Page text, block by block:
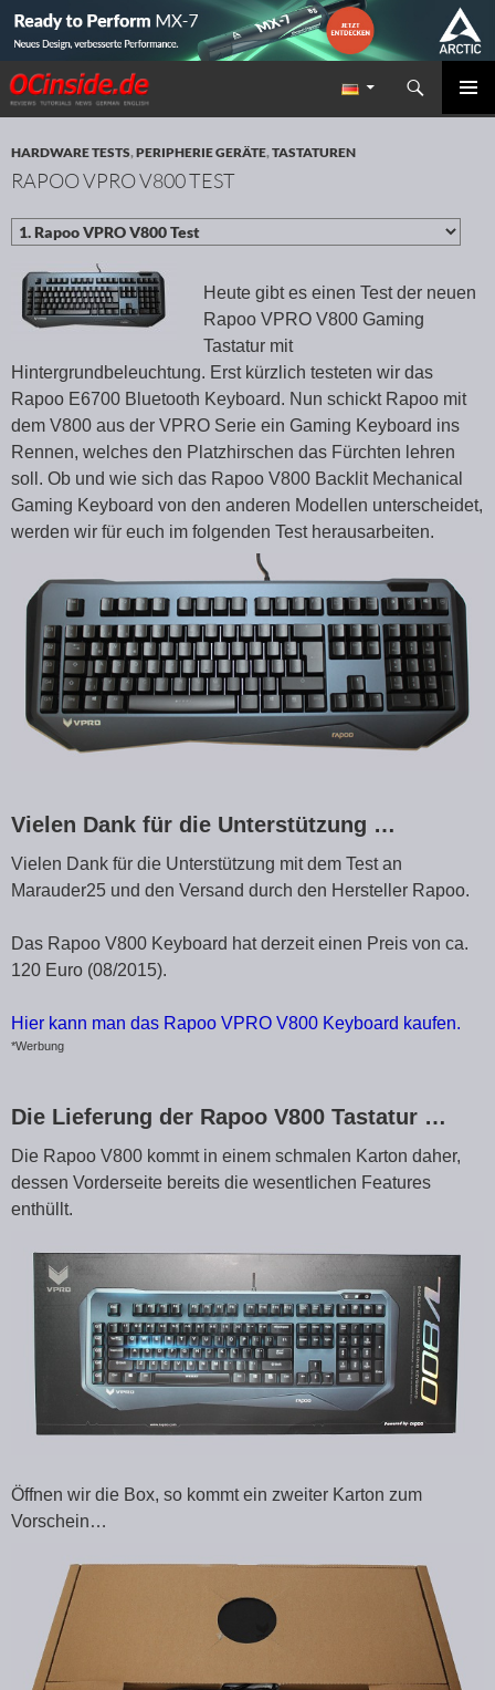
Redaktion ocinside.de PC Hardware Portal
Suchen
ZUM INHALT SPRINGEN
HARDWARE TESTS,PERIPHERIE GERÄTE,TASTATUREN
RAPOO VPRO V800 TEST
Heute gibt es einen Test der neuen
Rapoo VPRO V800 Gaming
Tastatur mit
Hintergrundbeleuchtung. Erst kürzlich testeten wir das
Rapoo E6700 Bluetooth Keyboard. Nun schickt Rapoo mit
dem V800 aus der VPRO Serie ein Gaming Keyboard ins
Rennen, welches den Platzhirschen das Fürchten lehren
soll. Ob und wie sich das Rapoo V800 Backlit Mechanical
Gaming Keyboard von den anderen Modellen unterscheidet,
werden wir für euch im folgenden Test herausarbeiten.
Vielen Dank für die Unterstützung …
Vielen Dank für die Unterstützung mit dem Test an
Marauder25 und den Versand durch den Hersteller Rapoo.
Das Rapoo V800 Keyboard hat derzeit einen Preis von ca.
120 Euro (08/2015).
Hier kann man das Rapoo VPRO V800 Keyboard kaufen.
*Werbung
Die Lieferung der Rapoo V800 Tastatur …
Die Rapoo V800 kommt in einem schmalen Karton daher,
dessen Vorderseite bereits die wesentlichen Features
enthüllt.
Öffnen wir die Box, so kommt ein zweiter Karton zum
Vorschein…